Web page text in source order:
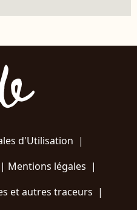
d'Utilisation |
Mentions légales |
et autres traceurs |